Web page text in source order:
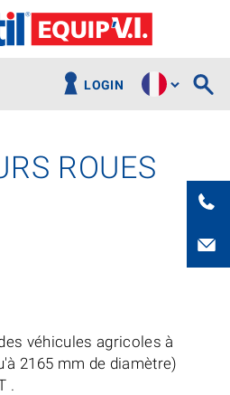
LOGIN
ROUES
véhicules agricoles à
2165 mm de diamètre)
.